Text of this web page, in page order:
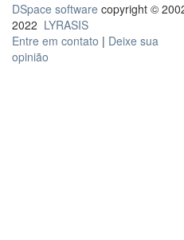
DSpace software copyright ©
2022 LYRASIS
Entre em contato | Deixe sua
opinião